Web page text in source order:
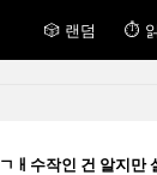
🎲 랜덤 ⏱
ㄱㅐ수작인 건